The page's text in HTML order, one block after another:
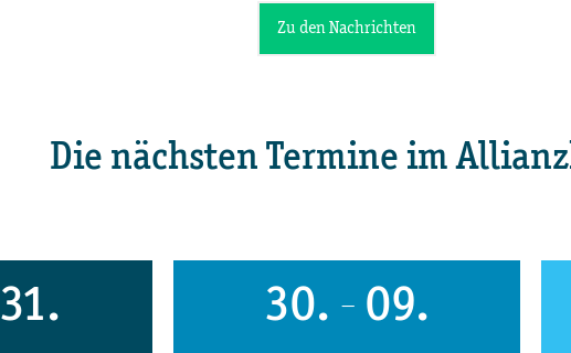
Zu den Nachrichten
Die nächsten Termine im
31. 30. — 09.